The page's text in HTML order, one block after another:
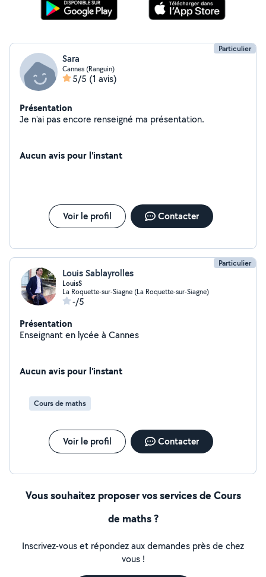
Particulier
Sara
Cannes (Ranguin)
5/5 (1 avis)
Présentation
Je n'ai pas encore renseigné ma présentation.
Aucun avis pour l'instant
Voir le profil Contacter
Particulier
Louis Sablayrolles
LouisS
La Roquette-sur-Siagne (La Roquette-sur-Siagne)
-/5
Présentation
Enseignant en lycée à Cannes
Aucun avis pour l'instant
Cours de maths
Voir le profil Contacter
Vous souhaitez proposer vos services de Cours
de maths ?
Inscrivez-vous et répondez aux demandes près de chez
vous !